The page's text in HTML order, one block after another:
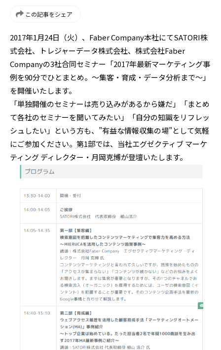
この記事をシェア
2017年1月24日（火）、Faber Company本社にてSATORI株
式会社、トレジャーデータ株式会社、株式会社Faber
Companyの3社合同セミナー「2017年最新マーケティング事
例を90分でひとまとめ。～集客・育成・データ分析まで～」
を開催いたします。
「単独開催のセミナーは売り込みがあるから嫌だ」「まとめ
て各社のセミナーを聞いてみたい」「自分の知識をリフレッ
シュしたい」という方も、”有益な情報収集の場”として気軽
にご参加ください。第1部では、当社エグゼクティブ マーケ
ティング ディレクター・月岡克博が登壇いたします。